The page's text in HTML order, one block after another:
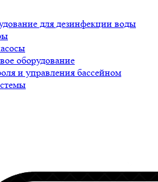
для дезинфекции воды
оборудование
и управления бассейном